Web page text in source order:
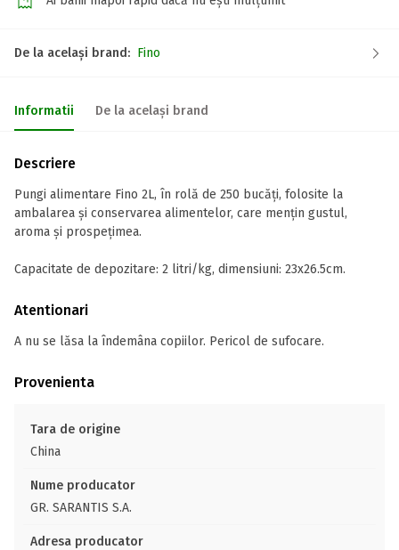
De la același brand: Fino
Informatii De la același brand
Descriere
Pungi alimentare Fino 2L, în rolă de 250 bucăți, folosite la
ambalarea și conservarea alimentelor, care mențin gustul,
aroma și prospețimea.
Capacitate de depozitare: 2 litri/kg, dimensiuni: 23x26.5cm.
Atentionari
A nu se lăsa la îndemâna copiilor. Pericol de sufocare.
Provenienta
Tara de origine
China
Nume producator
GR. SARANTIS S.A.
Adresa producator